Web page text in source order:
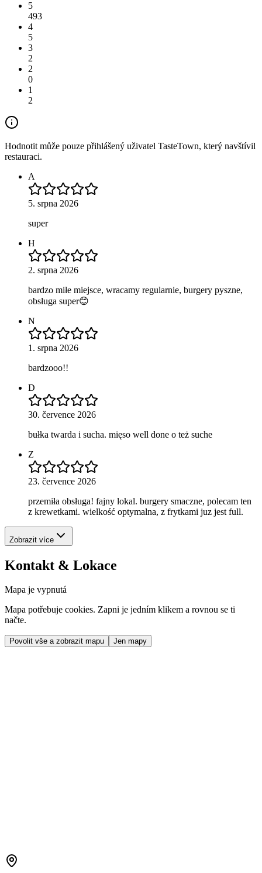
5
493
4
5
3
2
2
0
1
2
Hodnotit může pouze přihlášený uživatel TasteTown, který navštívil
restauraci.
A
5. srpna 2026
super
H
2. srpna 2026
bardzo miłe miejsce, wracamy regularnie, burgery pyszne,
obsługa super😊
N
1. srpna 2026
bardzooo!!
D
30. července 2026
bułka twarda i sucha. mięso well done o też suche
Z
23. července 2026
przemiła obsługa! fajny lokal. burgery smaczne, polecam ten
z krewetkami. wielkość optymalna, z frytkami juz jest full.
Zobrazit více
Kontakt & Lokace
Mapa je vypnutá
Mapa potřebuje cookies. Zapni je jedním klikem a rovnou se ti
načte.
Povolit vše a zobrazit mapu Jen mapy